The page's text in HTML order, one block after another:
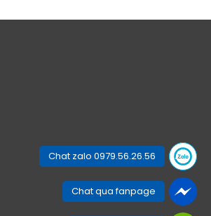
Chat zalo 0979.56.26.56
Chat qua fanpage